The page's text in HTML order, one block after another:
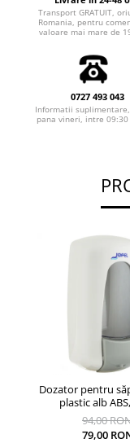
Transport GRATUIT,
Romania, pentru
valoare mai mare de
0727 493 043
Informatii
pana vineri, intre 09:30
Dozator pentru
plastic alb
reîncărcabil,
94,00
79,00